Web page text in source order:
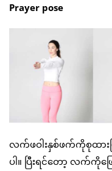
Prayer pose
လက်ဖဝါးနှစ်ဖက်ကိုစုထာ
ပါ။ ပြီးရင်တော့ လက်ကိုဖ